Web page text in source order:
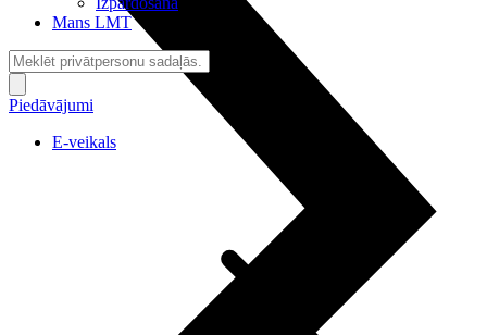
Mans LMT
Piedāvājumi
E-veikals